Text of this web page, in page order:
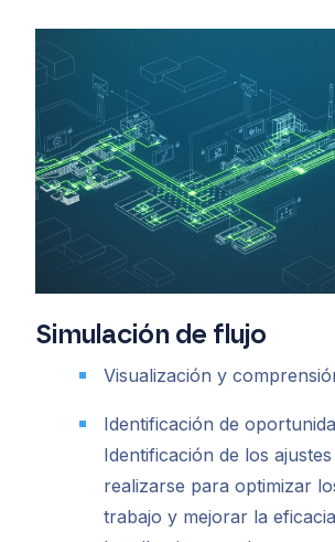
Simulación de flujo
Visualización y
Identificación de
Identificación de los
realizarse para optimizar
trabajo y mejorar la